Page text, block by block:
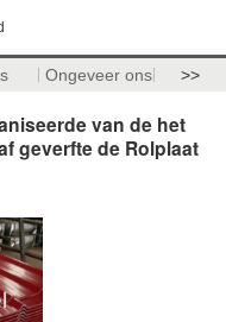
Ongeveer ons >>
van de het
geverfte de Rolplaat